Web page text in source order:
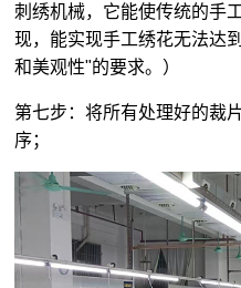
刺绣机械，它能使传统的手
现，能实现手工绣花无法达
和美观性"的要求。）
第七步：将所有处理好的裁
序；